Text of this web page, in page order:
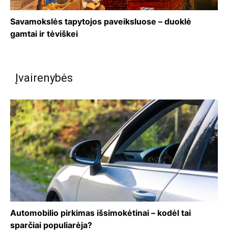
Savamokslės tapytojos paveiksluose – duoklė
gamtai ir tėviškei
Įvairenybės
Automobilio pirkimas išsimokėtinai – kodėl tai
sparčiai populiarėja?